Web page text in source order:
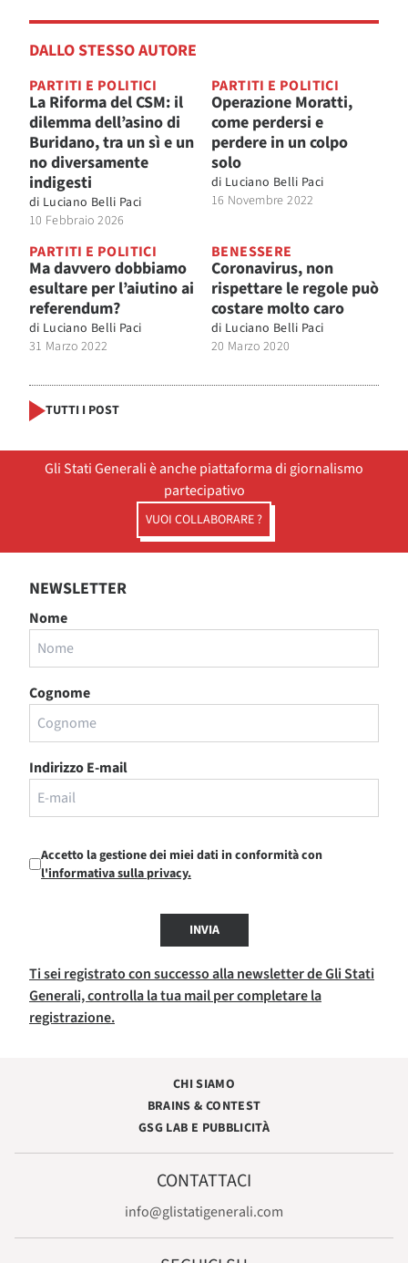
DALLO STESSO AUTORE
PARTITI E POLITICI
La Riforma del CSM: il
dilemma dell’asino di
Buridano, tra un sì e un
no diversamente
indigesti
di Luciano Belli Paci
10 Febbraio 2026
PARTITI E POLITICI
Operazione Moratti,
come perdersi e
perdere in un colpo
solo
di Luciano Belli Paci
16 Novembre 2022
PARTITI E POLITICI
Ma davvero dobbiamo
esultare per l’aiutino ai
referendum?
di Luciano Belli Paci
31 Marzo 2022
BENESSERE
Coronavirus, non
rispettare le regole può
costare molto caro
di Luciano Belli Paci
20 Marzo 2020
TUTTI I POST
Gli Stati Generali è anche piattaforma di giornalismo
partecipativo
VUOI COLLABORARE ?
NEWSLETTER
Nome
Cognome
Indirizzo E-mail
Accetto la gestione dei miei dati in conformità con
l'informativa sulla privacy.
INVIA
Ti sei registrato con successo alla newsletter de Gli Stati
Generali, controlla la tua mail per completare la
registrazione.
CHI SIAMO
BRAINS & CONTEST
GSG LAB E PUBBLICITÀ
CONTATTACI
info@glistatigenerali.com